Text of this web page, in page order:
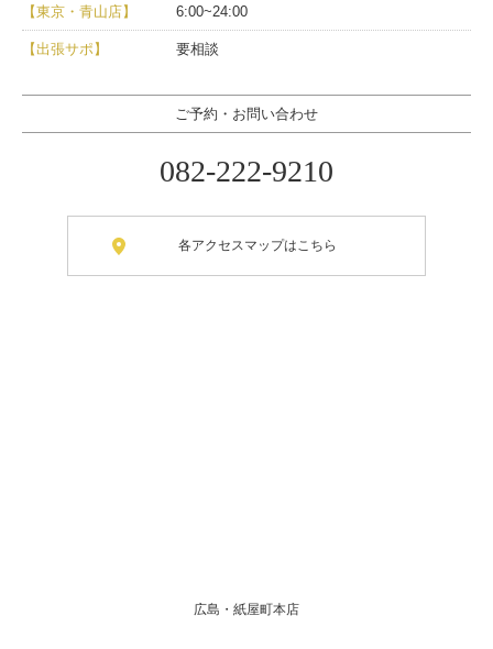
【東京・青山店】 6:00~24:00
【出張サポ】 要相談
ご予約・お問い合わせ
082-222-9210
各アクセスマップはこちら
広島・紙屋町本店